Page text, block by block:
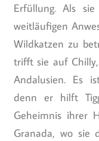
Erfüllung. Als
weitläufigen
Wildkatzen zu
trifft sie auf
Andalusien. Es
denn er hilft
Geheimnis ihrer
Granada, wo sie